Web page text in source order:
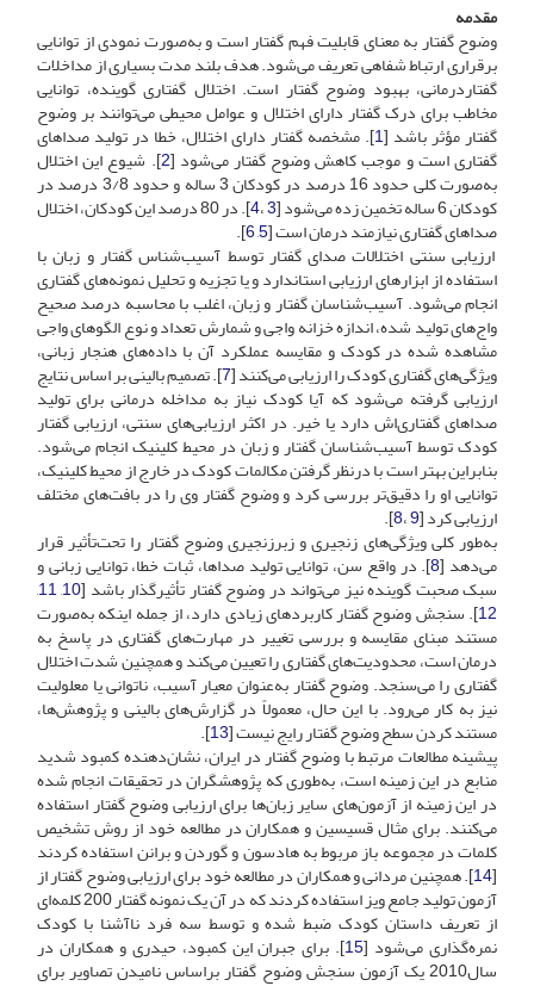
مقدمه
وضوح گفتار به معنای قابلیت فهم گفتار است و به‌صورت نمودی از توانایی
برقراری ارتباط شفاهی تعریف می‌شود. هدف بلند مدت بسیاری از مداخلات
گفتاردرمانی، بهبود وضوح گفتار است. اختلال گفتاری گوینده، توانایی
مخاطب برای درک گفتار دارای اختلال و عوامل محیطی می‌توانند بر وضوح
گفتار مؤثر باشد [1]. مشخصه‌ گفتار دارای اختلال، خطا در تولید صداهای
گفتاری است و موجب کاهش وضوح گفتار می‌شود [2]. شیوع این اختلال
به‌صورت کلی حدود 16 درصد در کودکان 3 ساله و حدود 3/8 درصد در
کودکان 6 ساله تخمین زده می‌شود [ 3،4 ]. در 80 درصد این کودکان، اختلال
صداهای گفتاری نیازمند درمان است [5
,
6
].
ارزیابی سنتی اختلالات صدای گفتار توسط آسیب‌شناس گفتار و زبان با
استفاده از ابزارهای ارزیابی استاندارد و یا تجزیه و تحلیل نمونه‌های گفتاری
انجام می‌شود. آسیب‌شناسان گفتار و زبان، اغلب با محاسبه درصد صحیح
واج‌های تولید شده، اندازه خزانه واجی و شمارش تعداد و نوع الگوهای واجی
مشاهده شده در کودک و مقایسه عملکرد آن با داده‌های هنجار زبانی،
ویژگی‌های گفتاری کودک را ارزیابی می‌کنند [7]. تصمیم بالینی بر اساس نتایج
ارزیابی گرفته می‌شود که آیا کودک نیاز به مداخله درمانی برای تولید
صداهای گفتاری‌اش دارد یا خیر. در اکثر ارزیابی‌های سنتی، ارزیابی گفتار
کودک توسط آسیب‌شناسان گفتار و زبان در محیط کلینیک انجام می‌شود.
بنابراین بهتر است با درنظر گرفتن مکالمات کودک در خارج از محیط کلینیک،
توانایی او را دقیق‌تر بررسی کرد و وضوح گفتار وی را در بافت‌های مختلف
ارزیابی کرد [9،8
].
به‌طور کلی ویژگی‌های زنجیری و زبرزنجیری وضوح گفتار را تحت‌تأثیر قرار
می‌دهد [8]. در واقع سن، توانایی تولید صداها، ثبات خطا، توانایی زبانی و
سبک صحبت گوینده نیز می‌تواند در وضوح گفتار تأثیرگذار باشد [10
,
11
,
12]. سنجش وضوح گفتار کاربردهای زیادی دارد، از جمله اینکه به‌صورت
مستند مبنای مقایسه و بررسی تغییر در مهارت‌های گفتاری در پاسخ به
درمان است، محدودیت‌های گفتاری را تعیین می‌کند و همچنین شدت اختلال
گفتاری را می‌سنجد. وضوح گفتار به‌عنوان معیار آسیب، ناتوانی یا معلولیت
نیز به کار می‌رود. با این حال، معمولاً در گزارش‌های بالینی و پژوهش‌ها،
مستند کردن سطح وضوح گفتار رایج نیست [13
].
پیشینه مطالعات مرتبط با وضوح گفتار در ایران، نشان‌دهنده کمبود شدید
منابع در این زمینه است، به‌طوری که پژوهشگران در تحقیقات انجام شده
در این زمینه از آزمون‌های سایر زبان‌ها برای ارزیابی وضوح گفتار استفاده
می‌کنند. برای مثال قسیسین و همکاران در مطالعه خود از روش تشخیص
کلمات در مجموعه باز مربوط به هادسون و گوردن و برانن استفاده کردند
[
14]. همچنین مردانی و همکاران در مطالعه خود برای ارزیابی وضوح گفتار از
آزمون تولید جامع ویز استفاده کردند که در آن یک نمونه گفتار 200 کلمه‌ای
از تعریف داستان کودک ضبط شده و توسط سه فرد ناآشنا با کودک
نمره‌گذاری می‌شود [15]. برای جبران این کمبود، حیدری و همکاران در
سال2010 یک آزمون سنجش وضوح گفتار براساس نامیدن تصاویر برای